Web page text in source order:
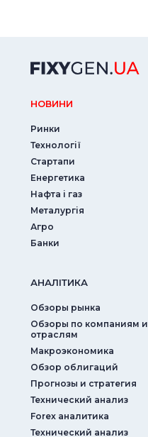
НОВИНИ
Ринки
Технології
Стартапи
Енергетика
Нафта і газ
Металургія
Агро
Банки
АНАЛIТИКА
Обзоры рынка
Обзоры по компаниям и
отраслям
Макроэкономика
Обзор облигаций
Прогнозы и стратегия
Технический анализ
Forex аналитика
Технический анализ